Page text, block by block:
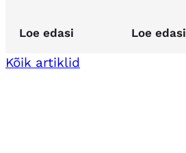
Loe edasi Loe edasi
Kõik artiklid